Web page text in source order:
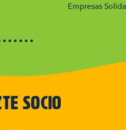
Empresas
SOCIO